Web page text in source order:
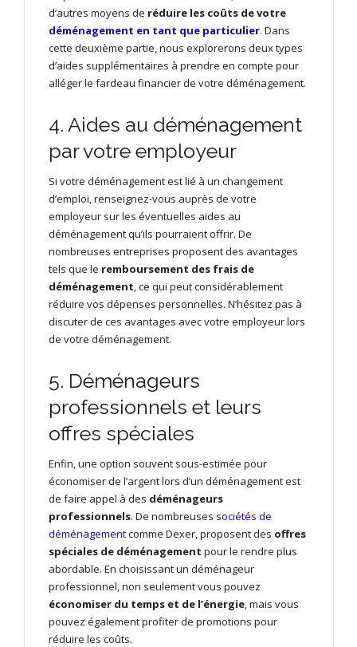
d’autres moyens de réduire les coûts de votre
déménagement en tant que particulier. Dans
cette deuxième partie, nous explorerons deux types
d’aides supplémentaires à prendre en compte pour
alléger le fardeau financier de votre déménagement.
4. Aides au déménagement
par votre employeur
Si votre déménagement est lié à un changement
d’emploi, renseignez-vous auprès de votre
employeur sur les éventuelles aides au
déménagement qu’ils pourraient offrir. De
nombreuses entreprises proposent des avantages
tels que le remboursement des frais de
déménagement , ce qui peut considérablement
réduire vos dépenses personnelles. N’hésitez pas à
discuter de ces avantages avec votre employeur lors
de votre déménagement.
5. Déménageurs
professionnels et leurs
offres spéciales
Enfin, une option souvent sous-estimée pour
économiser de l’argent lors d’un déménagement est
de faire appel à des déménageurs
professionnels. De nombreuses sociétés de
déménagementcomme Dexer, proposent des offres
spéciales de déménagement pour le rendre plus
abordable. En choisissant un déménageur
professionnel, non seulement vous pouvez
économiser du temps et de l’énergie , mais vous
pouvez également profiter de promotions pour
réduire les coûts.